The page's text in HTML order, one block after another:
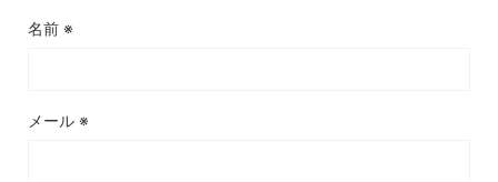
名前 ※
メール ※